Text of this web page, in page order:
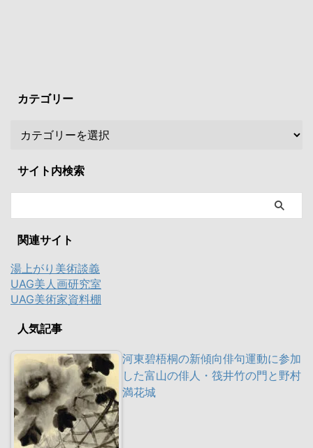
カテゴリー
サイト内検索
関連サイト
湯上がり美術談義
UAG美人画研究室
UAG美術家資料棚
人気記事
河東碧梧桐の新傾向俳句運動に参加
した富山の俳人・筏井竹の門と野村
満花城